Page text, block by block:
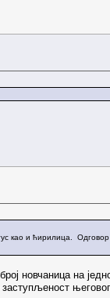
као и ћирилица. Одговор
новчаница на